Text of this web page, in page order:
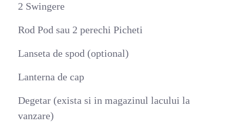
2 Swingere
Rod Pod sau 2 perechi Picheti
Lanseta de spod (optional)
Lanterna de cap
Degetar (exista si in magazinul lacului la
vanzare)